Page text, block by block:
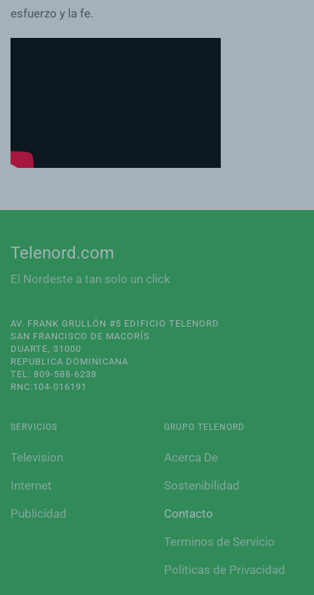
esfuerzo y la fe.
Telenord.com
El Nordeste a tan solo un click
AV. FRANK GRULLÓN #5 EDIFICIO TELENORD
SAN FRANCISCO DE MACORÍS
DUARTE, 31000
REPUBLICA DOMINICANA
TEL: 809-588-6238
RNC:104-016191
SERVICIOS
Television
Internet
Publicidad
GRUPO TELENORD
Acerca De
Sostenibilidad
Contacto
Terminos de Servicio
Politicas de Privacidad